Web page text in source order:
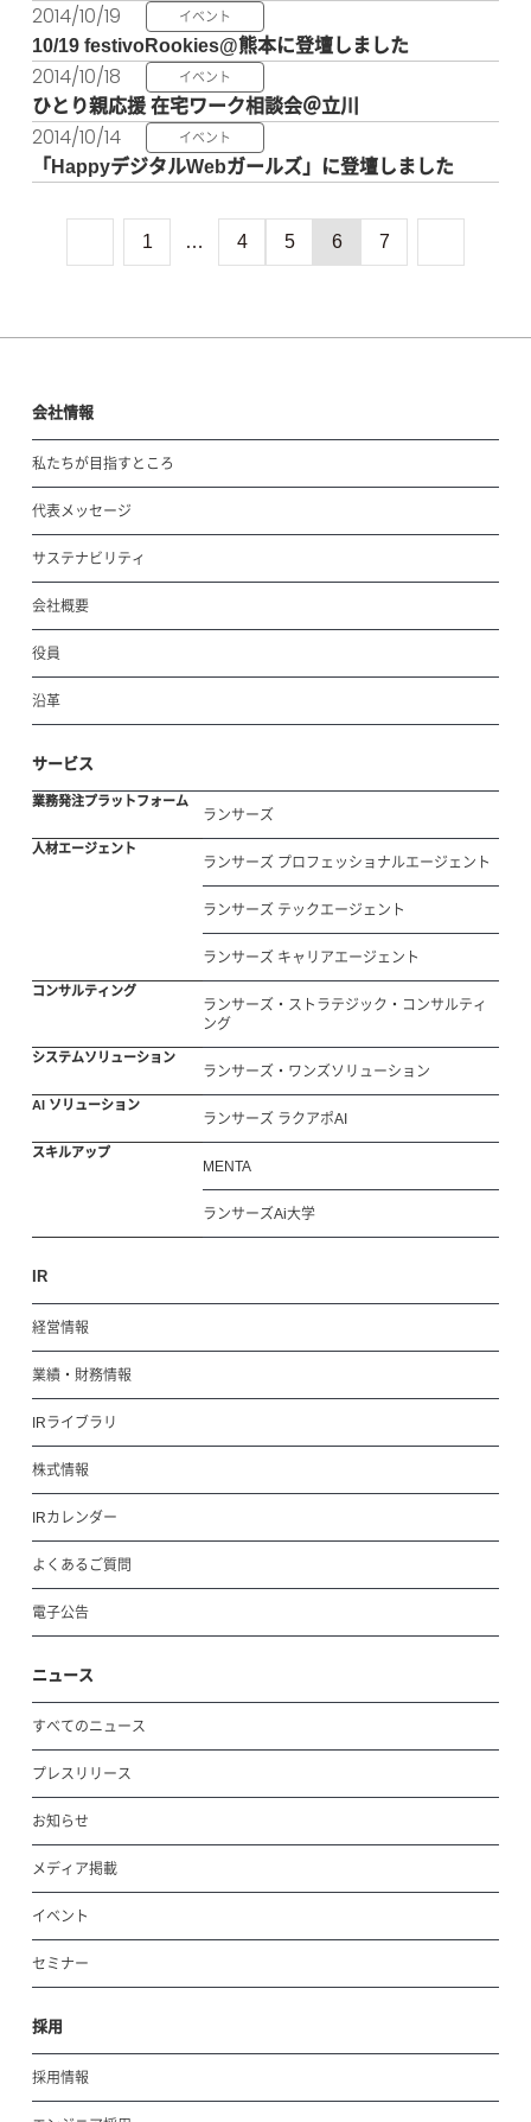
2014/10/19 イベント
10/19 festivoRookies@熊本に登壇しました
2014/10/18 イベント
ひとり親応援 在宅ワーク相談会＠立川
2014/10/14 イベント
「HappyデジタルWebガールズ」に登壇しました
1 … 4 5 6 7
会社情報
私たちが目指すところ
代表メッセージ
サステナビリティ
会社概要
役員
沿革
サービス
業務発注プラットフォーム
ランサーズ
人材エージェント
ランサーズ プロフェッショナルエージェント
ランサーズ テックエージェント
ランサーズ キャリアエージェント
コンサルティング
ランサーズ・ストラテジック・コンサルティ
ング
システムソリューション
ランサーズ・ワンズソリューション
AI ソリューション
ランサーズ ラクアポAI
スキルアップ
MENTA
ランサーズAi大学
IR
経営情報
業績・財務情報
IRライブラリ
株式情報
IRカレンダー
よくあるご質問
電子公告
ニュース
すべてのニュース
プレスリリース
お知らせ
メディア掲載
イベント
セミナー
採用
採用情報